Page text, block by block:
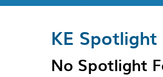
KE Spotlight
No Spotlight